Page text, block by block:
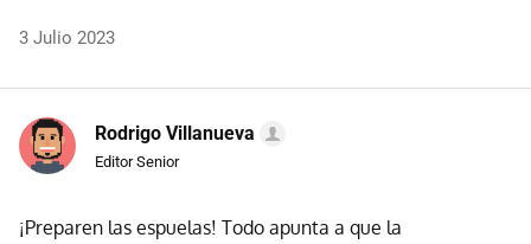
3 Julio 2023
Rodrigo Villanueva
Editor Senior
¡Preparen las espuelas! Todo apunta a que la